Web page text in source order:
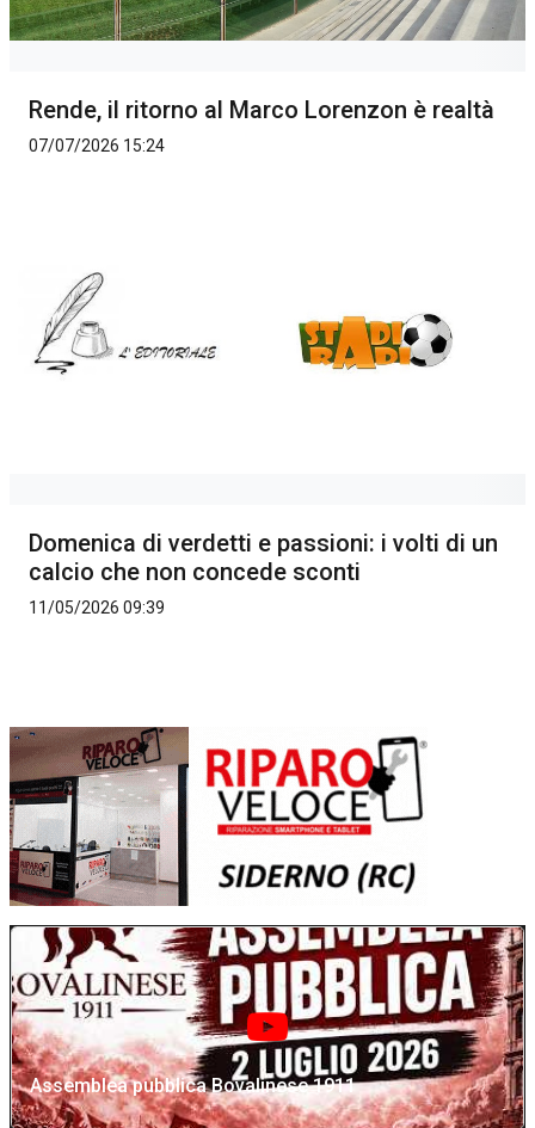
Rende, il ritorno al Marco Lorenzon è realtà
07/07/2026 15:24
Domenica di verdetti e passioni: i volti di un
calcio che non concede sconti
11/05/2026 09:39
Assemblea pubblica Bovalinese 1911